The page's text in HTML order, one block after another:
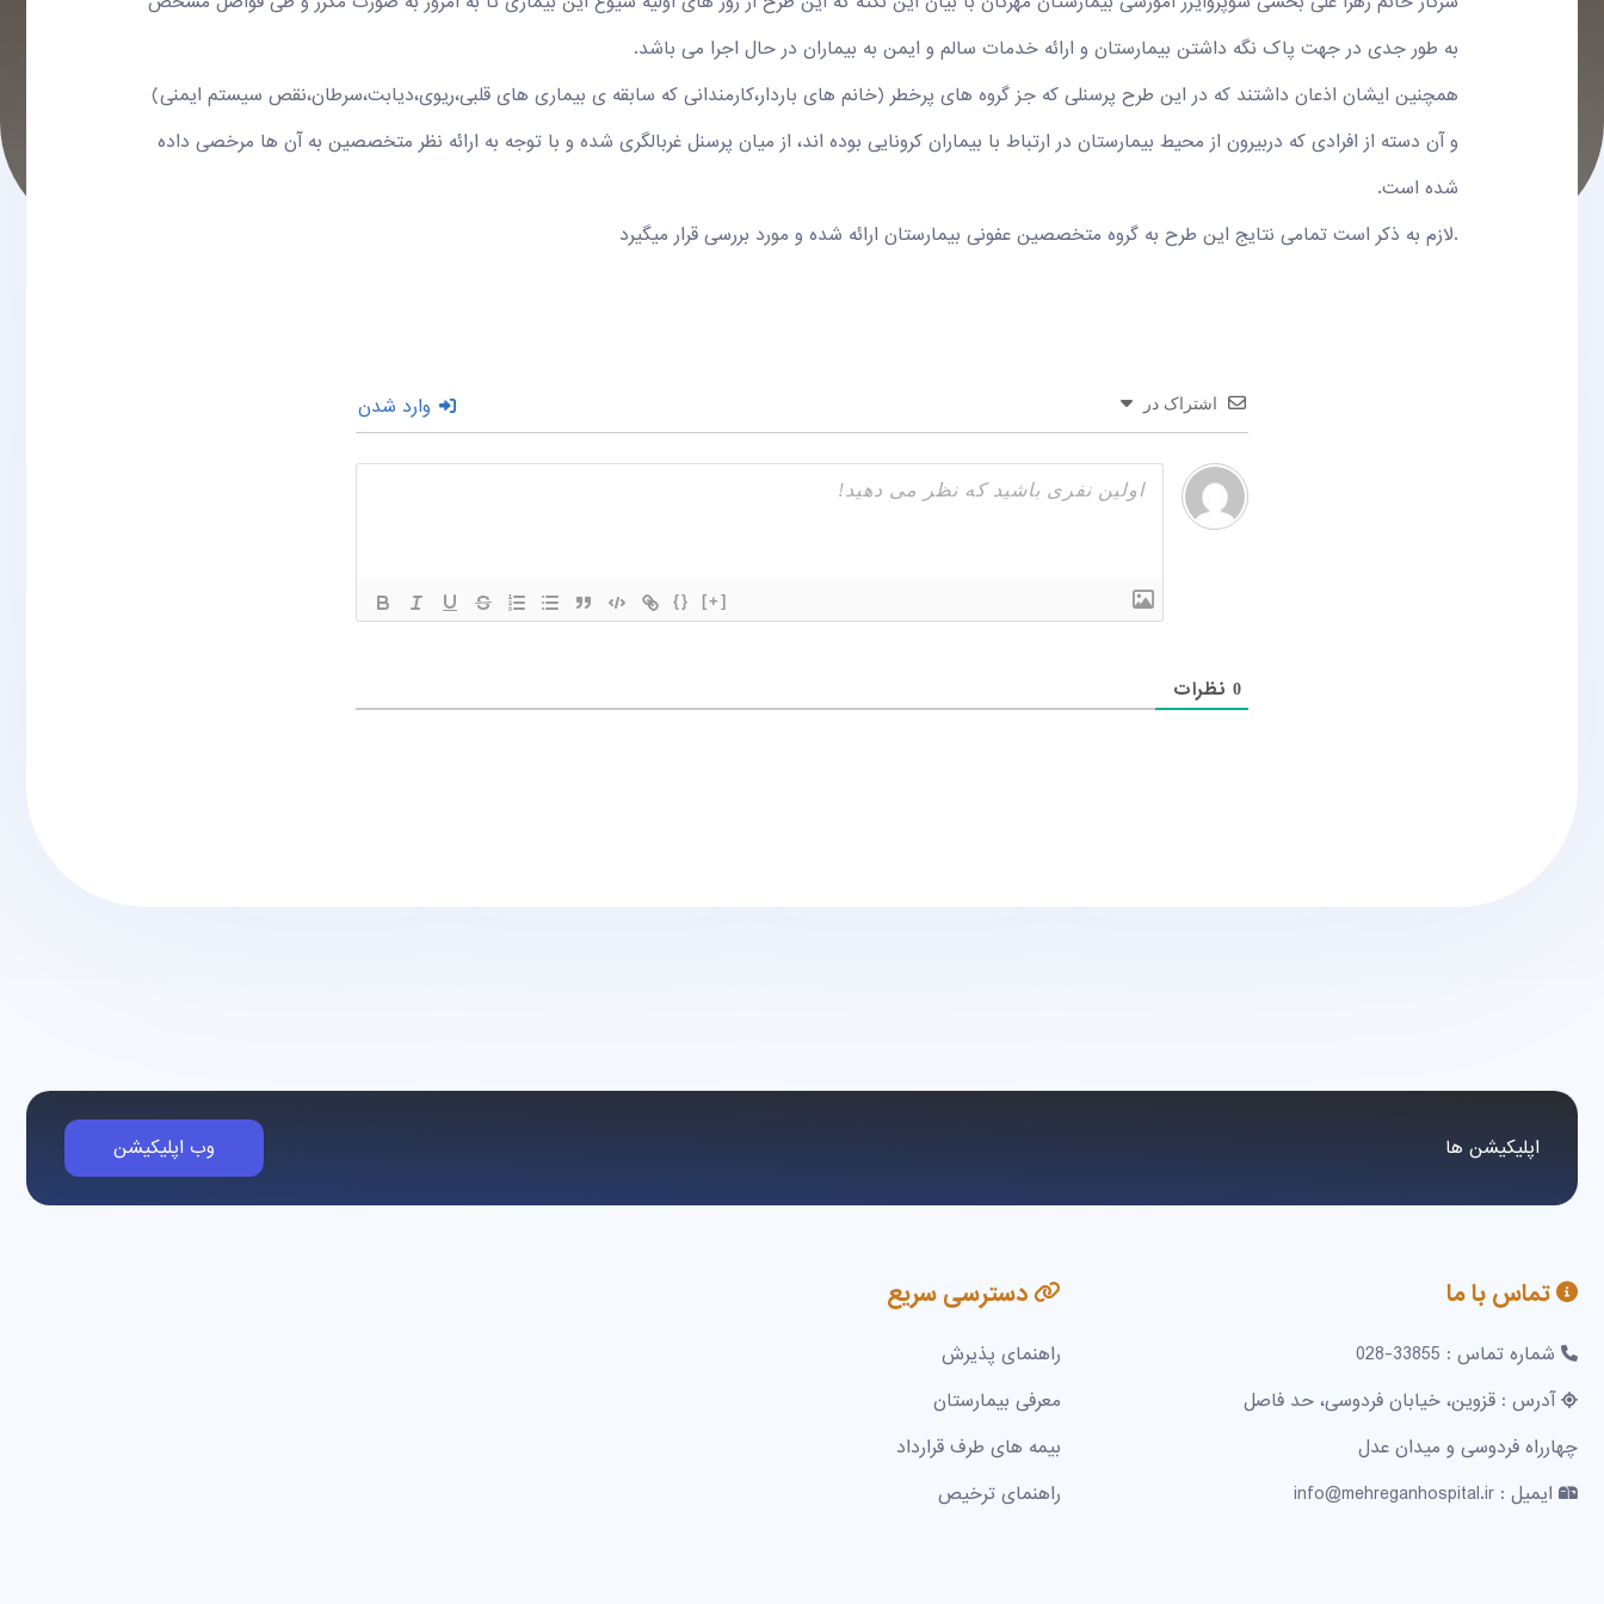
به طور جدی در جهت پاک نگه داشتن بیمارستان و ارائه خدمات سالم و ایمن به بیماران در حال اجرا می باشد.
همچنین ایشان اذعان داشتند که در این طرح پرسنلی که جز گروه های پرخطر (خانم های باردار،کارمندانی که سابقه ی بیماری های قلبی،ریوی،دیابت،سرطان،نقص سیستم ایمنی)
و آن دسته از افرادی که دربیرون از محیط بیمارستان در ارتباط با بیماران کرونایی بوده اند، از میان پرسنل غربالگری شده و با توجه به ارائه نظر متخصصین به آن ها مرخصی داده
شده است.
.لازم به ذکر است تمامی نتایج این طرح به گروه متخصصین عفونی بیمارستان ارائه شده و مورد بررسی قرار میگیرد
اشتراک در وارد شدن
{} [+]
0 نظرات
اپلیکیشن ها وب اپلیکیشن
تماس با ما
شماره تماس : 33855-028
آدرس : قزوین، خیابان فردوسی، حد فاصل
چهارراه فردوسی و میدان عدل
ایمیل : info@mehreganhospital.ir
دسترسی سریع
راهنمای پذیرش
معرفی بیمارستان
بیمه های طرف قرارداد
راهنمای ترخیص